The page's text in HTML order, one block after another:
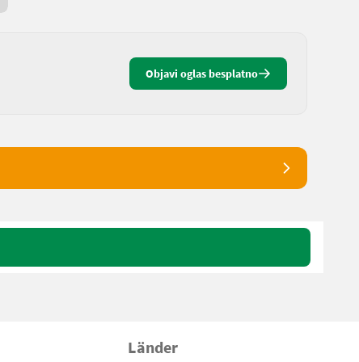
Objavi oglas besplatno
Länder